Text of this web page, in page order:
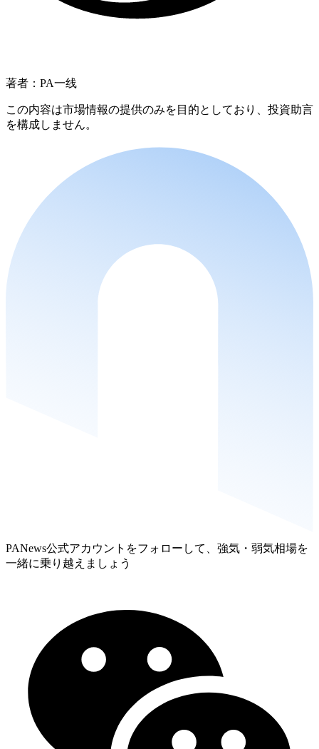
著者：PA一线
この内容は市場情報の提供のみを目的としており、投資助言
を構成しません。
PANews公式アカウントをフォローして、強気・弱気相場を
一緒に乗り越えましょう